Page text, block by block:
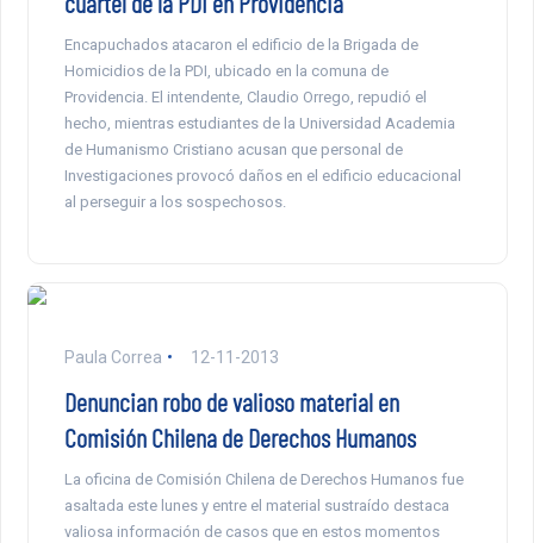
Encapuchados atacaron el edificio de la Brigada de
Homicidios de la PDI, ubicado en la comuna de
Providencia. El intendente, Claudio Orrego, repudió el
hecho, mientras estudiantes de la Universidad Academia
de Humanismo Cristiano acusan que personal de
Investigaciones provocó daños en el edificio educacional
al perseguir a los sospechosos.
Paula Correa 12-11-2013
Denuncian robo de valioso material en
Comisión Chilena de Derechos Humanos
La oficina de Comisión Chilena de Derechos Humanos fue
asaltada este lunes y entre el material sustraído destaca
valiosa información de casos que en estos momentos